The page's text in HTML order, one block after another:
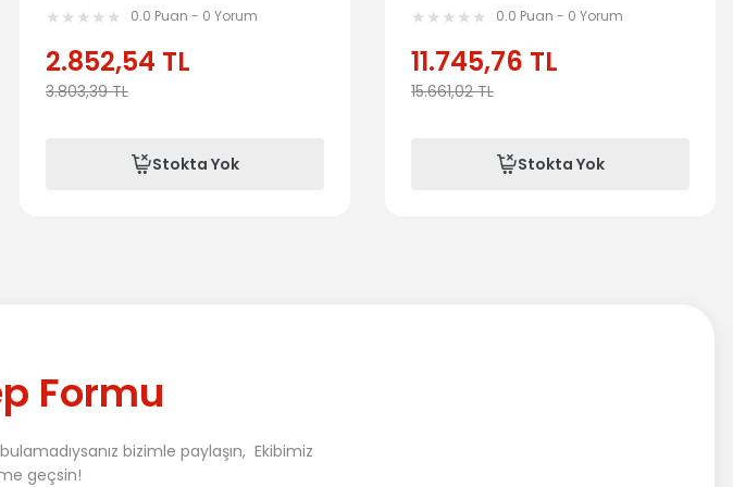
0.0 Puan - 0 Yorum
2.852,54 TL
3.803,39TL
Stokta Yok
0.0 Puan - 0 Yorum
11.745,76 TL
15.661,02TL
Stokta Yok
Formu
bulamadıysanız bizimle paylaşın, Ekibimiz
geçsin!